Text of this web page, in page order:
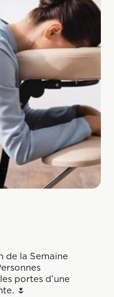
de la Semaine
portes d’une
🌷